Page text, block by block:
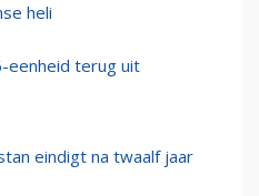
heli
eenheid terug uit
eindigt na twaalf jaar